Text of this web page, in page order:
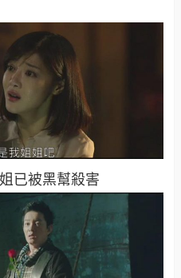
已被黑幫殺害